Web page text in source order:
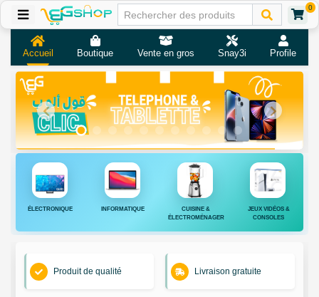
0
Accueil Boutique Vente en gros Snay3i Profile
ÉLECTRONIQUE INFORMATIQUE
CUISINE &
ÉLECTROMÉNAGER
JEUX VIDÉOS &
CONSOLES
Produit de qualité Livraison gratuite